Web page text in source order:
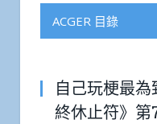
ACGER 目錄
自己玩梗最
終休止符》